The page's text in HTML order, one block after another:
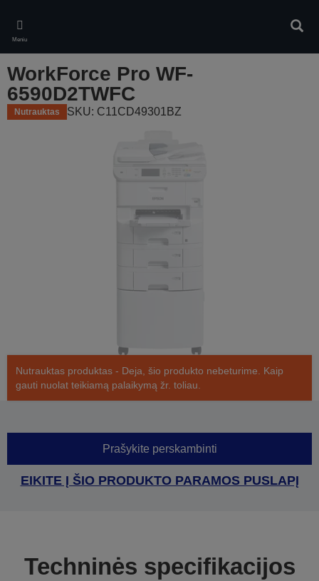
main
content
Meniu
WorkForce Pro WF-
6590D2TWFC
Nutrauktas SKU: C11CD49301BZ
Nutrauktas produktas - Deja, šio produkto nebeturime. Kaip
gauti nuolat teikiamą palaikymą žr. toliau.
Prašykite perskambinti
EIKITE Į ŠIO PRODUKTO PARAMOS PUSLAPĮ
Techninės specifikacijos